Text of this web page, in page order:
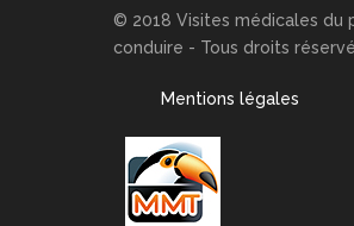
© 2018 Visites médicales du
conduire - Tous droits
Mentions légales